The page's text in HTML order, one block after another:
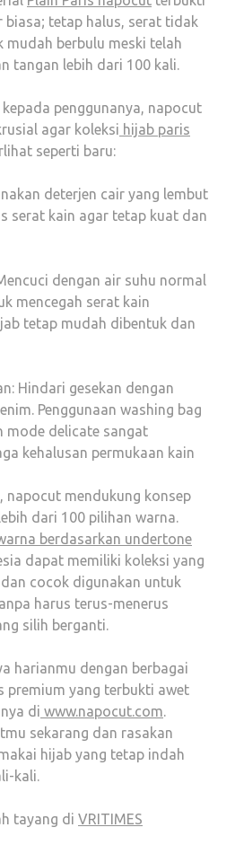
tetap halus, serat tidak
mudah berbulu meski telah
tangan lebih dari 100 kali.
penggunanya, napocut
agar koleksi hijab paris
seperti baru:
deterjen cair yang lembut
serat kain agar tetap kuat dan
dengan air suhu normal
mencegah serat kain
tetap mudah dibentuk dan
Hindari gesekan dengan
Penggunaan washing bag
mode delicate sangat
kehalusan permukaan kain
napocut mendukung konsep
dari 100 pilihan warna.
berdasarkan undertone
dapat memiliki koleksi yang
cocok digunakan untuk
harus terus-menerus
silih berganti.
harianmu dengan berbagai
premium yang terbukti awet
di www.napocut.com.
sekarang dan rasakan
hijab yang tetap indah
kali.
tayang di VRITIMES